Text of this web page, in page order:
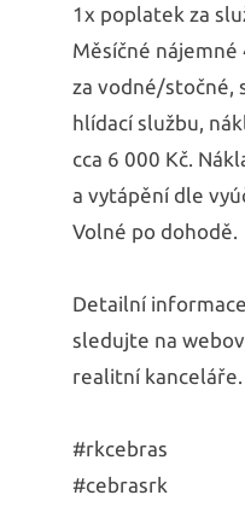
1x poplatek za
Měsíčné nájemné
za vodné/stočné,
hlídací službu,
cca 6 000 Kč.
a vytápění dle
Volné po dohodě.
Detailní
sledujte na
realitní kanceláře.
#rkcebras
#cebrasrk